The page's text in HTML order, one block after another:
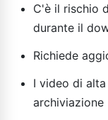
C'è il rischio
durante il
Richiede
I video di
archiviazione